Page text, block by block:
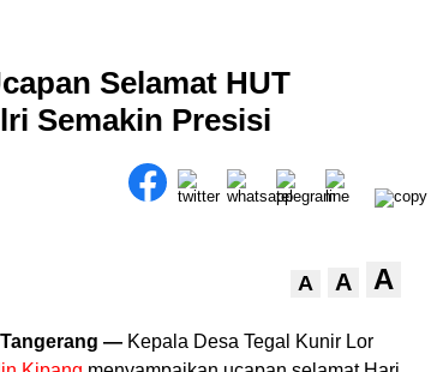
Selamat HUT
Semakin Presisi
A A A
— Kepala Desa Tegal Kunir Lor